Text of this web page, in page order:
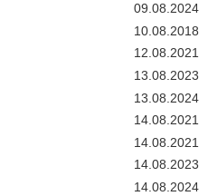
09.08.2024
10.08.2018
12.08.2021
13.08.2023
13.08.2024
14.08.2021
14.08.2021
14.08.2023
14.08.2024